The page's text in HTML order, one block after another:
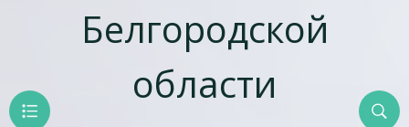
Белгородской
области